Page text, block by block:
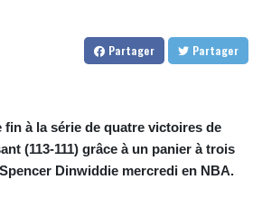
Partager Partager
fin à la série de quatre victoires de
(113-111) grâce à un panier à trois
Dinwiddie mercredi en NBA.